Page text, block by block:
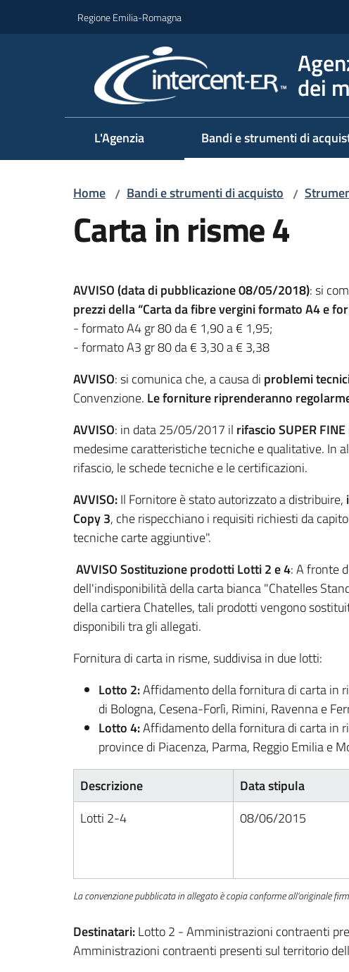
Regione Emilia-Romagna
dei
L'Agenzia Bandi e strumenti di
Home / Bandi e strumenti di acquisto /
Carta in risme 4
AVVISO (data di pubblicazione08/05/2018): si
prezzi della “Carta da fibre vergini formato A4 e
- formato A4 gr 80 da € 1,90 a € 1,95;
- formato A3 gr 80 da € 3,30 a € 3,38
AVVISO: si comunica che, a causa di problemi
Convenzione. Le forniture riprenderanno
AVVISO: in data 25/05/2017 il rifascio SUPER FINE
medesime caratteristiche tecniche e qualitative. In
rifascio, le schede tecniche e le certificazioni.
AVVISO:Il Fornitore è stato autorizzato a distribuire,
Copy 3, che rispecchiano i requisiti richiesti da
tecniche carte aggiuntive".
AVVISO Sostituzione prodotti Lotti 2 e 4: A fronte
dell'indisponibilità della carta bianca "Chatelles
della cartiera Chatelles, tali prodotti vengono
disponibili tra gli allegati.
Fornitura di carta in risme, suddivisa in due lotti:
Lotto 2:Affidamento della fornitura di carta in
di Bologna, Cesena-Forlì, Rimini, Ravenna e
Lotto 4:Affidamento della fornitura di carta in
province di Piacenza, Parma, Reggio Emilia e
Descrizione Data stipula
Lotti 2-4
08/06/2015
La convenzione pubblicata in allegato è copia conforme all'originale
Destinatari:Lotto 2 - Amministrazioni contraenti
Amministrazioni contraenti presenti sul territorio